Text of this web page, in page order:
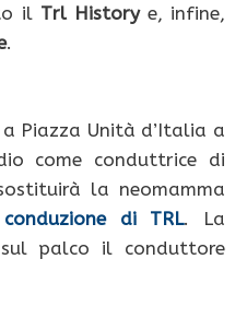
il Trl Historye, infine,
.
a Piazza Unità d’Italia a
come conduttrice di
la neomamma
di TRL. La
palco il conduttore